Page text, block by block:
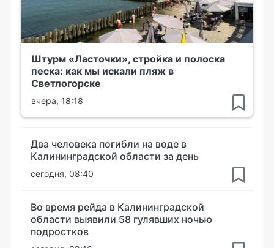
Штурм «Ласточки», стройка и полоска
песка: как мы искали пляж в
Светлогорске
вчера, 18:18
Два человека погибли на воде в
Калининградской области за день
сегодня, 08:40
Во время рейда в Калининградской
области выявили 58 гулявших ночью
подростков